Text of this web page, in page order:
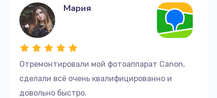
Отремонтировали мой фотоаппарат Canon,
сделали всё очень квалифицированно и
довольно быстро.
Мария